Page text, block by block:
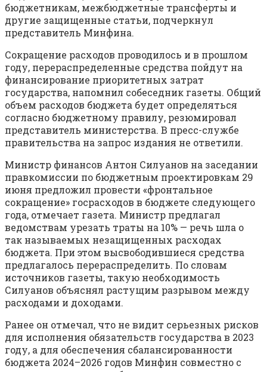
бюджетникам, межбюджетные трансферты и
другие защищенные статьи, подчеркнул
представитель Минфина.
Сокращение расходов проводилось и в прошлом
году, перераспределенные средства пойдут на
финансирование приоритетных затрат
государства, напомнил собеседник газеты. Общий
объем расходов бюджета будет определяться
согласно бюджетному правилу, резюмировал
представитель министерства. В пресс-службе
правительства на запрос издания не ответили.
Министр финансов Антон Силуанов на заседании
правкомиссии по бюджетным проектировкам 29
июня предложил провести «фронтальное
сокращение» госрасходов в бюджете следующего
года, отмечает газета. Министр предлагал
ведомствам урезать траты на 10% — речь шла о
так называемых незащищенных расходах
бюджета. При этом высвободившиеся средства
предлагалось перераспределить. По словам
источников газеты, такую необходимость
Силуанов объяснял растущим разрывом между
расходами и доходами.
Ранее он отмечал, что не видит серьезных рисков
для исполнения обязательств государства в 2023
году, а для обеспечения сбалансированности
бюджета 2024–2026 годов Минфин совместно с